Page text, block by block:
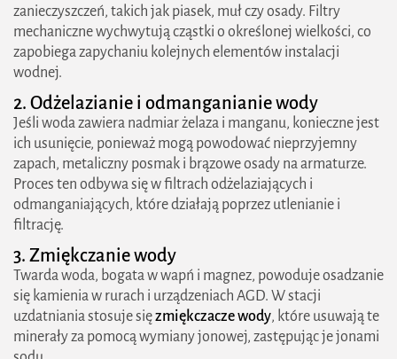
zanieczyszczeń, takich jak piasek, muł czy osady. Filtry
mechaniczne wychwytują cząstki o określonej wielkości, co
zapobiega zapychaniu kolejnych elementów instalacji
wodnej.
2. Odżelazianie i odmanganianie wody
Jeśli woda zawiera nadmiar żelaza i manganu, konieczne jest
ich usunięcie, ponieważ mogą powodować nieprzyjemny
zapach, metaliczny posmak i brązowe osady na armaturze.
Proces ten odbywa się w filtrach odżelaziających i
odmanganiających, które działają poprzez utlenianie i
filtrację.
3. Zmiękczanie wody
Twarda woda, bogata w wapń i magnez, powoduje osadzanie
się kamienia w rurach i urządzeniach AGD. W stacji
uzdatniania stosuje sięzmiękczacze wody, które usuwają te
minerały za pomocą wymiany jonowej, zastępując je jonami
3. Obniżony przepływ wody